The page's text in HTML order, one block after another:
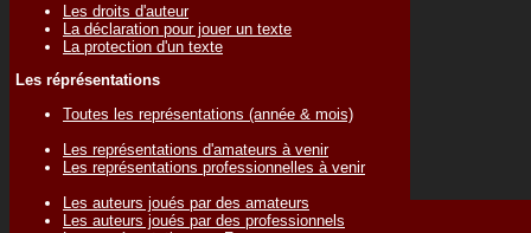
Les droits d'auteur
La déclaration pour jouer un texte
La protection d'un texte
Les réprésentations
Toutes les représentations (année & mois)
Les représentations d'amateurs à venir
Les représentations professionnelles à venir
Les auteurs joués par des amateurs
Les auteurs joués par des professionnels